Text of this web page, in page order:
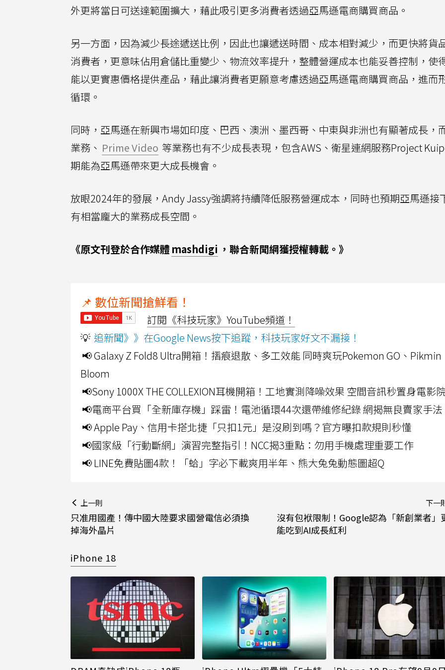
外更將當日可送達範圍擴大，藉此吸引更多消費者透過亞馬遜電商購買商品。
另一方面，因為減少長途遞送比例，因此也讓遞送時間、成本相對減少，而更快將貨
消費者，更意味佔用倉儲比重變少、物流效率提升，整體營運成本也能妥善控制，使
能以更實惠價格提供產品，藉此讓消費者更願意考慮透過亞馬遜電商購買商品，進而
循環。
同時，亞馬遜在新興市場如印度、巴西、澳洲、墨西哥、中東與非洲也有顯著成長，
業務、 Prime Video 等業務也有不少成長表現，包含AWS、衛星連網服務Project
期能為亞馬遜帶來更大成長機會。
放眼2024年的發展，Andy Jassy強調將持續降低服務營運成本，同時也預期亞馬遜接
有相當龐大的業務成長空間。
《原文刊登於合作媒體 mashdigi ，聯合新聞網獲授權轉載。》
📌 數位新聞搶鮮看！
訂閱《科技玩家》YouTube頻道！
💡 追新聞》》在Google News按下追蹤，科技玩家好文不漏接！
📢 Galaxy Z Fold8 Ultra開箱！摺痕退散、多工效能 同時爽玩Pokemon GO、Pikmin
Bloom
📢Sony 1000X THE COLLEXION耳機開箱！工地實測降噪效果 空間音訊秒置身電影
📢電商平台買「全新庫存機」踩雷！電池循環44次還帶維修紀錄 網揭無良賣家手法
📢 Apple Pay、信用卡搭北捷「只扣1元」是沒刷到嗎？官方曝扣款規則秒懂
📢國家級「行動斷網」演習完整指引！NCC揭3重點：勿用手機處理重要工作
📢 LINE免費貼圖4款！「蛤」字必下載爽用半年、熊大兔兔動態圖超Q
上一則
只准用國產！傳中國大陸要求國營電信必須換
掉海外晶片
下一
沒有包袱限制！Google認為「新創業者」
能吃到AI成長紅利
iPhone 18